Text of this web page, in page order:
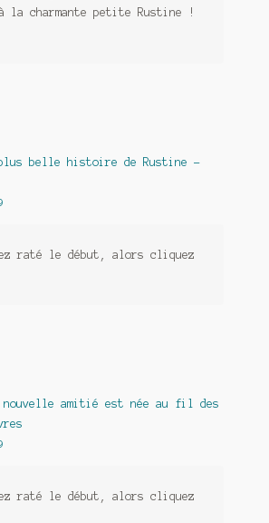
à la charmante petite Rustine !
belle histoire de Rustine -
raté le début, alors cliquez
nouvelle amitié est née au fil des
raté le début, alors cliquez